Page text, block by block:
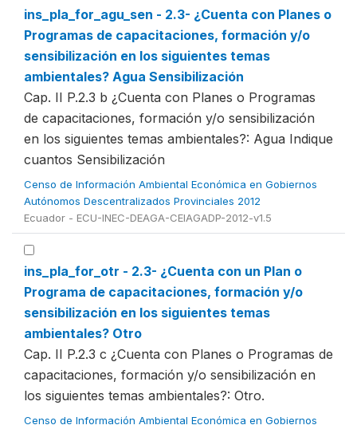
ins_pla_for_agu_sen - 2.3- ¿Cuenta con Planes o
Programas de capacitaciones, formación y/o
sensibilización en los siguientes temas
ambientales? Agua Sensibilización
Cap. II P.2.3 b ¿Cuenta con Planes o Programas
de capacitaciones, formación y/o sensibilización
en los siguientes temas ambientales?: Agua Indique
cuantos Sensibilización
Censo de Información Ambiental Económica en Gobiernos
Autónomos Descentralizados Provinciales 2012
Ecuador - ECU-INEC-DEAGA-CEIAGADP-2012-v1.5
ins_pla_for_otr - 2.3- ¿Cuenta con un Plan o
Programa de capacitaciones, formación y/o
sensibilización en los siguientes temas
ambientales? Otro
Cap. II P.2.3 c ¿Cuenta con Planes o Programas de
capacitaciones, formación y/o sensibilización en
los siguientes temas ambientales?: Otro.
Censo de Información Ambiental Económica en Gobiernos